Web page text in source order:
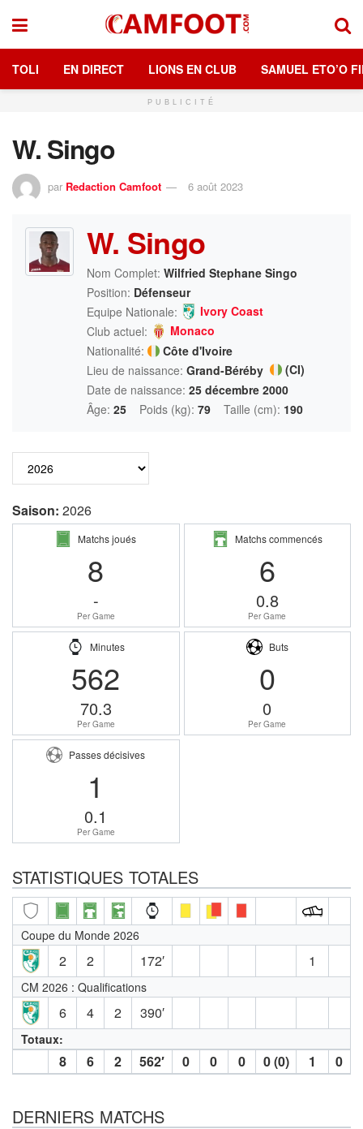
TOLI EN DIRECT LIONS EN CLUB SAMUEL ETO’O
PUBLICITÉ
W. Singo
par Redaction Camfoot 6 août 2023
W. Singo
Nom Complet: Wilfried Stephane Singo
Position: Défenseur
Equipe Nationale:
Ivory Coast
Club actuel:
Monaco
Nationalité:
Côte d'Ivoire
Lieu de naissance: Grand-Béréby
(CI)
Date de naissance: 25 décembre 2000
Âge: 25 Poids (kg): 79 Taille (cm): 190
Saison: 2026
Matchs joués
8
-
Per Game
Matchs commencés
6
0.8
Per Game
Minutes
562
70.3
Per Game
Buts
0
0
Per Game
Passes décisives
1
0.1
Per Game
STATISTIQUES TOTALES
Coupe du Monde 2026
2 2 172′ 1
CM 2026 : Qualifications
6 4 2 390′
Totaux:
8 6 2 562′ 0 0 0 0 (0) 1 0
DERNIERS MATCHS